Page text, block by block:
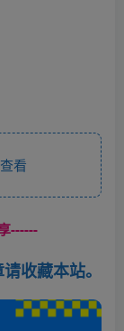
看
------
收藏本站。